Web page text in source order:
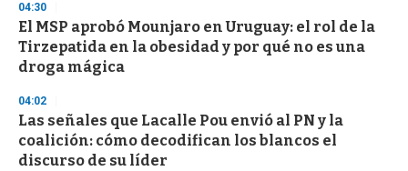
d
s
o
f
3
s
e
c
o
n
04:30
El MSP aprobó Mounjaro en Uruguay: el rol de la
Tirzepatida en la obesidad y por qué no es una
droga mágica
04:02
Las señales que Lacalle Pou envió al PN y la
coalición: cómo decodifican los blancos el
discurso de su líder